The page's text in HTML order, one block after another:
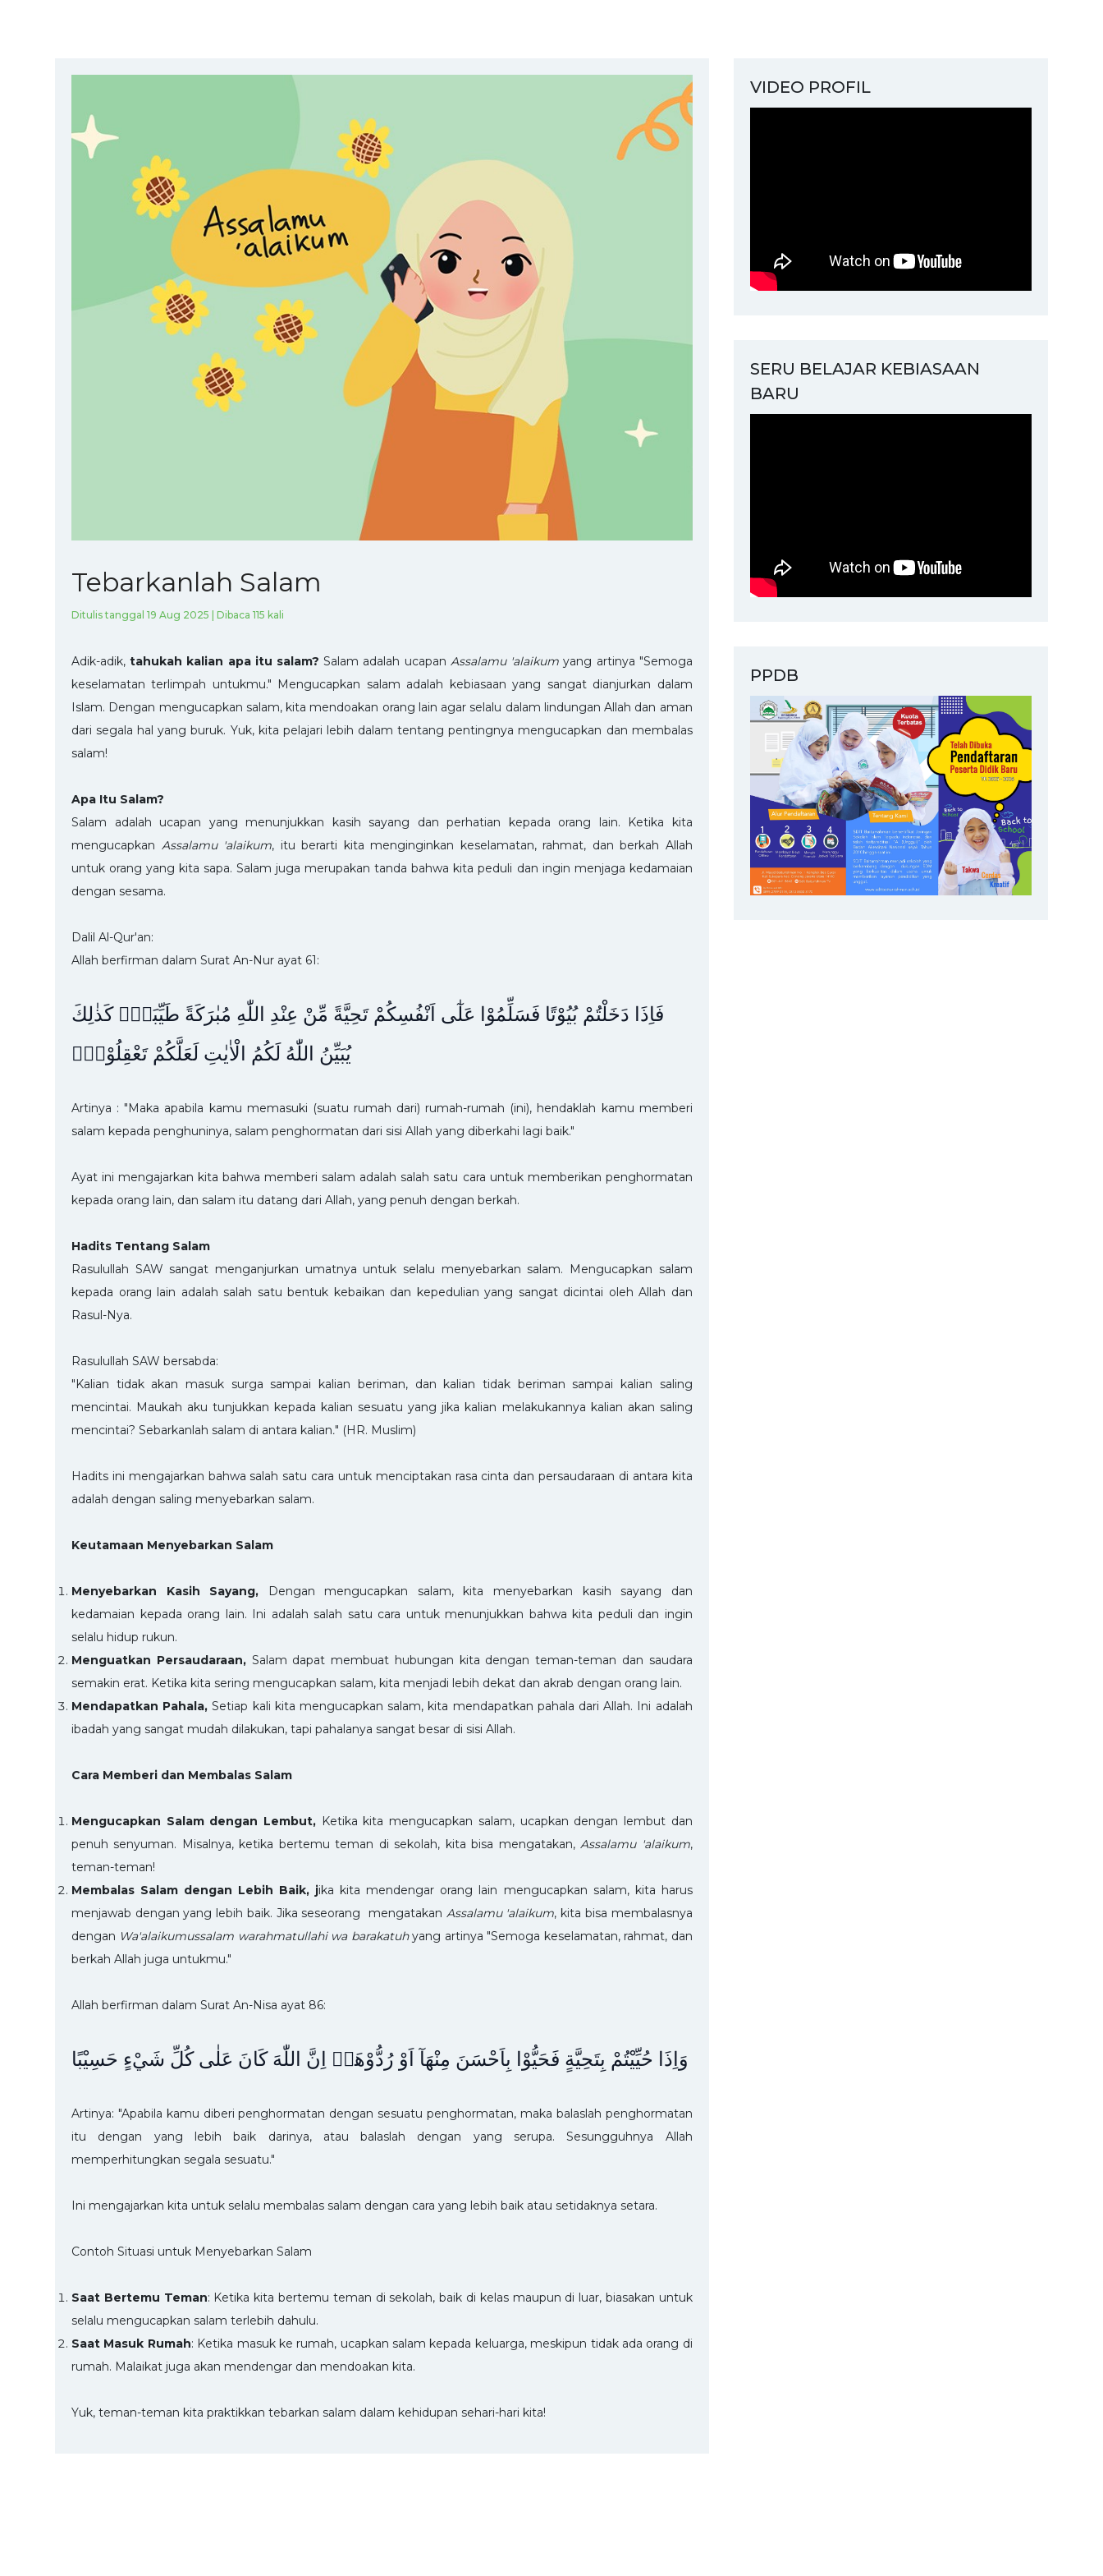
Tebarkanlah Salam
Ditulis tanggal 19 Aug 2025 | Dibaca 115 kali
Adik-adik,tahukah kalian apa itu salam? Salam adalah ucapan Assalamu 'alaikum yang artinya "Semoga
keselamatan terlimpah untukmu." Mengucapkan salam adalah kebiasaan yang sangat dianjurkan dalam
Islam. Dengan mengucapkan salam, kita mendoakan orang lain agar selalu dalam lindungan Allah dan aman
dari segala hal yang buruk. Yuk, kita pelajari lebih dalam tentang pentingnya mengucapkan dan membalas
salam!
Apa Itu Salam?
Salam adalah ucapan yang menunjukkan kasih sayang dan perhatian kepada orang lain. Ketika kita
mengucapkan Assalamu 'alaikum, itu berarti kita menginginkan keselamatan, rahmat, dan berkah Allah
untuk orang yang kita sapa. Salam juga merupakan tanda bahwa kita peduli dan ingin menjaga kedamaian
dengan sesama.
Dalil Al-Qur'an:
Allah berfirman dalam Surat An-Nur ayat 61:
فَاِذَا دَخَلْتُمْ بُيُوْتًا فَسَلِّمُوْا عَلٰٓى اَنْفُسِكُمْ تَحِيَّةً مِّنْ عِنْدِ اللّٰهِ مُبٰرَكَةً طَيِّبَةًۗ كَذٰلِكَ
يُبَيِّنُ اللّٰهُ لَكُمُ الْاٰيٰتِ لَعَلَّكُمْ تَعْقِلُوْنَࣖ
Artinya : "Maka apabila kamu memasuki (suatu rumah dari) rumah-rumah (ini), hendaklah kamu memberi
salam kepada penghuninya, salam penghormatan dari sisi Allah yang diberkahi lagi baik."
Ayat ini mengajarkan kita bahwa memberi salam adalah salah satu cara untuk memberikan penghormatan
kepada orang lain, dan salam itu datang dari Allah, yang penuh dengan berkah.
Hadits Tentang Salam
Rasulullah SAW sangat menganjurkan umatnya untuk selalu menyebarkan salam. Mengucapkan salam
kepada orang lain adalah salah satu bentuk kebaikan dan kepedulian yang sangat dicintai oleh Allah dan
Rasul-Nya.
Rasulullah SAW bersabda:
"Kalian tidak akan masuk surga sampai kalian beriman, dan kalian tidak beriman sampai kalian saling
mencintai. Maukah aku tunjukkan kepada kalian sesuatu yang jika kalian melakukannya kalian akan saling
mencintai? Sebarkanlah salam di antara kalian." (HR. Muslim)
Hadits ini mengajarkan bahwa salah satu cara untuk menciptakan rasa cinta dan persaudaraan di antara kita
adalah dengan saling menyebarkan salam.
Keutamaan Menyebarkan Salam
Menyebarkan Kasih Sayang,
Dengan mengucapkan salam, kita menyebarkan kasih sayang dan
kedamaian kepada orang lain. Ini adalah salah satu cara untuk menunjukkan bahwa kita peduli dan ingin
selalu hidup rukun.
Menguatkan Persaudaraan, Salam dapat membuat hubungan kita dengan teman-teman dan saudara
semakin erat. Ketika kita sering mengucapkan salam, kita menjadi lebih dekat dan akrab dengan orang lain.
Mendapatkan Pahala,Setiap kali kita mengucapkan salam, kita mendapatkan pahala dari Allah. Ini adalah
ibadah yang sangat mudah dilakukan, tapi pahalanya sangat besar di sisi Allah.
Cara Memberi dan Membalas Salam
Mengucapkan Salam dengan Lembut, Ketika kita mengucapkan salam, ucapkan dengan lembut dan
penuh senyuman. Misalnya, ketika bertemu teman di sekolah, kita bisa mengatakan,Assalamu 'alaikum,
teman-teman!
Membalas Salam dengan Lebih Baik, jika kita mendengar orang lain mengucapkan salam, kita harus
menjawab dengan yang lebih baik. Jika seseorang mengatakan Assalamu 'alaikum, kita bisa membalasnya
dengan Wa'alaikumussalam warahmatullahi wa barakatuhyang artinya "Semoga keselamatan, rahmat, dan
berkah Allah juga untukmu."
Allah berfirman dalam Surat An-Nisa ayat 86:
وَاِذَا حُيِّيْتُمْ بِتَحِيَّةٍ فَحَيُّوْا بِاَحْسَنَ مِنْهَآ اَوْ رُدُّوْهَاۗ اِنَّ اللّٰهَ كَانَ عَلٰى كُلِّ شَيْءٍ حَسِيْبًا
Artinya: "Apabila kamu diberi penghormatan dengan sesuatu penghormatan, maka balaslah penghormatan
itu dengan yang lebih baik darinya, atau balaslah dengan yang serupa. Sesungguhnya Allah
memperhitungkan segala sesuatu."
Ini mengajarkan kita untuk selalu membalas salam dengan cara yang lebih baik atau setidaknya setara.
Contoh Situasi untuk Menyebarkan Salam
Saat Bertemu Teman: Ketika kita bertemu teman di sekolah, baik di kelas maupun di luar, biasakan untuk
selalu mengucapkan salam terlebih dahulu.
Saat Masuk Rumah: Ketika masuk ke rumah, ucapkan salam kepada keluarga, meskipun tidak ada orang di
rumah. Malaikat juga akan mendengar dan mendoakan kita.
Yuk, teman-teman kita praktikkan tebarkan salam dalam kehidupan sehari-hari kita!
VIDEO PROFIL
SERU BELAJAR KEBIASAAN
BARU
PPDB